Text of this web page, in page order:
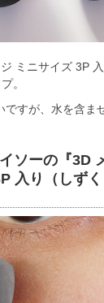
ミニサイズ 3P
。
ですが、水を含ま
ソーの『3D
入り（しず